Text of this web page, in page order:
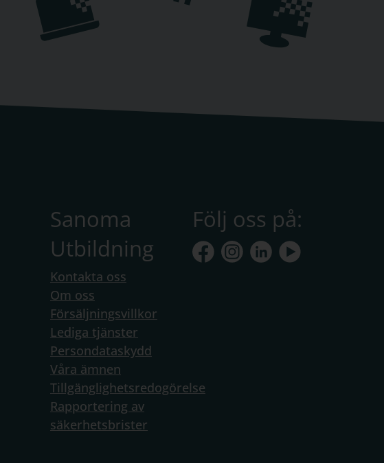
Sanoma
Utbildning
Kontakta oss
Om oss
Försäljningsvillkor
Lediga tjänster
Persondataskydd
Våra ämnen
Tillgänglighetsredogörelse
Rapportering av
säkerhetsbrister
Följ oss på: